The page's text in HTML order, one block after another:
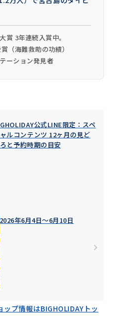
賞 3年連続入賞中。
（海難救助の功績）
ーション発見者
公式LINE限定：スペ
ルコンテンツ 12ヶ月の見ど
と予約時期の目安
年6月4日〜6月10日
プ情報はBIGHOLIDAYトッ